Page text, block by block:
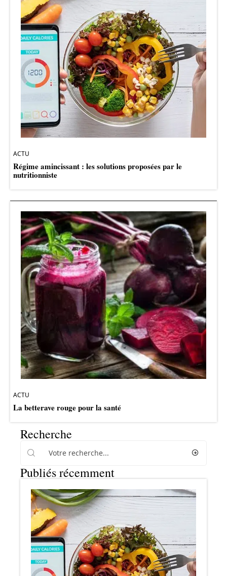
ACTU
Régime amincissant : les solutions proposées par le
nutritionniste
ACTU
La betterave rouge pour la santé
Recherche
Publiés récemment